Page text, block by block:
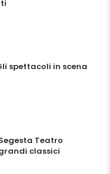
Gli spettacoli in scena
Teatro
classici